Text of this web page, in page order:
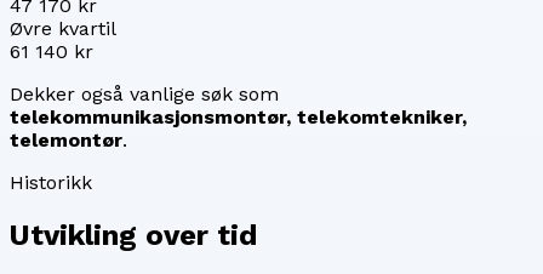
47 170 kr
Øvre kvartil
61 140 kr
Dekker også vanlige søk som
telekommunikasjonsmontør, telekomtekniker,
telemontør.
Historikk
Utvikling over tid